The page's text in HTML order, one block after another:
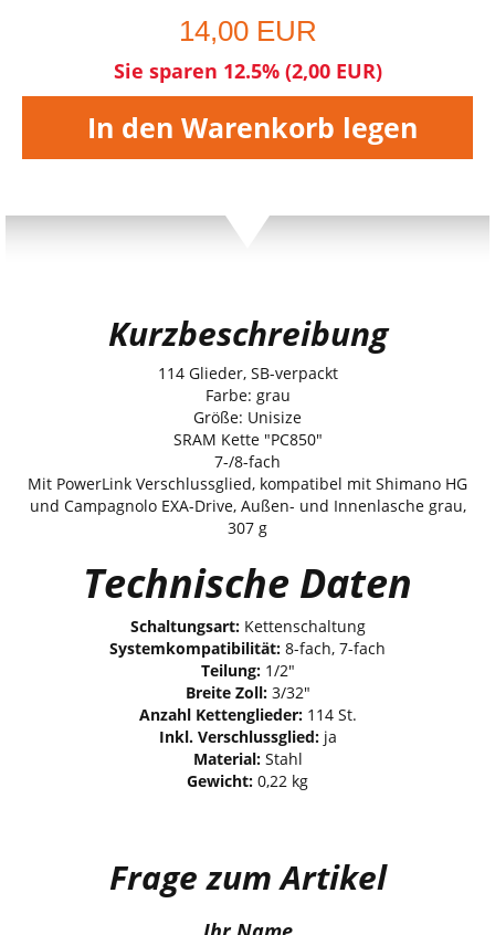
14,00 EUR
Sie sparen 12.5% (2,00 EUR)
In den Warenkorb legen
Kurzbeschreibung
114 Glieder, SB-verpackt
Farbe: grau
Größe: Unisize
SRAM Kette "PC850"
7-/8-fach
Mit PowerLink Verschlussglied, kompatibel mit Shimano HG
und Campagnolo EXA-Drive, Außen- und Innenlasche grau,
307 g
Technische Daten
Schaltungsart:Kettenschaltung
Systemkompatibilität: 8-fach, 7-fach
Teilung:1/2"
Breite Zoll:3/32"
Anzahl Kettenglieder:114 St.
Inkl. Verschlussglied:ja
Material:Stahl
Gewicht: 0,22 kg
Frage zum Artikel